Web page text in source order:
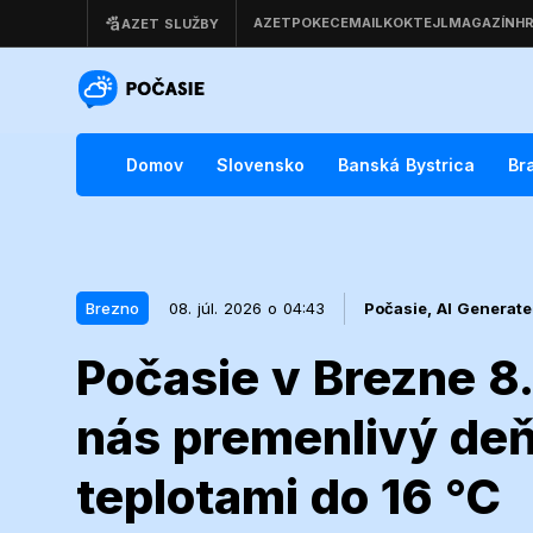
Domov Slovensko Banská Bystrica
Brezno 08. júl. 2026 o 04:43 Počasie, AI
Počasie v Brezne
nás premenlivý
teplotami do 16 °C
Brezno
Počasie v